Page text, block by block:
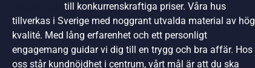
till konkurrenskraftiga priser. Våra hus
tillverkas i Sverige med noggrant utvalda material av hög
kvalité. Med lång erfarenhet och ett personligt
engagemang guidar vi dig till en trygg och bra affär. Hos
oss står kundnöjdhet i centrum, vårt mål är att du ska